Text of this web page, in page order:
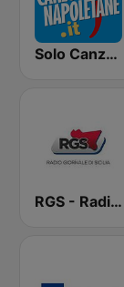
Solo Canzoni Napoletane
RGS - Radio Giornale di Sicilia